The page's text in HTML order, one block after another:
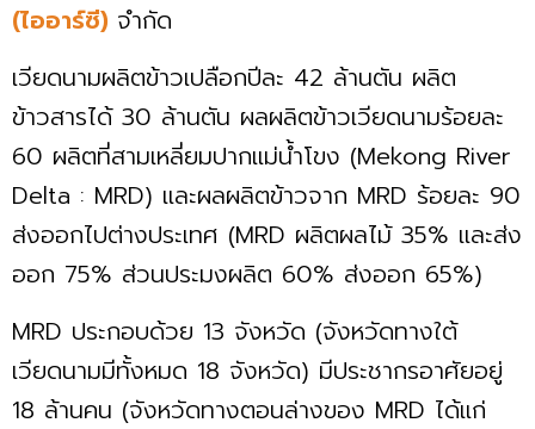
(ไออาร์ซี) จำกัด
เวียดนามผลิตข้าวเปลือกปีละ 42 ล้านตัน ผลิต
ข้าวสารได้ 30 ล้านตัน ผลผลิตข้าวเวียดนามร้อยละ
60 ผลิตที่สามเหลี่ยมปากแม่น้ำโขง (Mekong River
Delta : MRD) และผลผลิตข้าวจาก MRD ร้อยละ 90
ส่งออกไปต่างประเทศ (MRD ผลิตผลไม้ 35% และส่ง
ออก 75% ส่วนประมงผลิต 60% ส่งออก 65%)
MRD ประกอบด้วย 13 จังหวัด (จังหวัดทางใต้
เวียดนามมีทั้งหมด 18 จังหวัด) มีประชากรอาศัยอยู่
18 ล้านคน (จังหวัดทางตอนล่างของ MRD ได้แก่